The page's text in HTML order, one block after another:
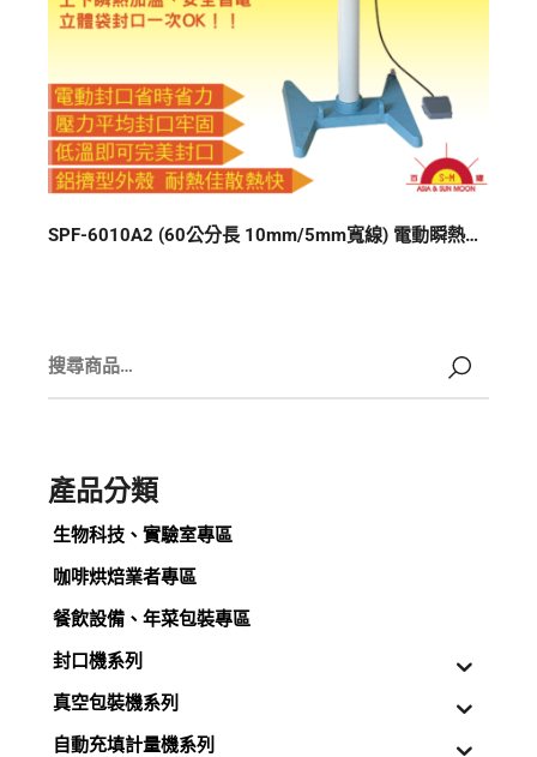
SPF-6010A2 (60公分長 10mm/5mm寬線) 電動瞬熱式上下加熱封口機
產品分類
生物科技、實驗室專區
咖啡烘焙業者專區
餐飲設備、年菜包裝專區
封口機系列
真空包裝機系列
自動充填計量機系列